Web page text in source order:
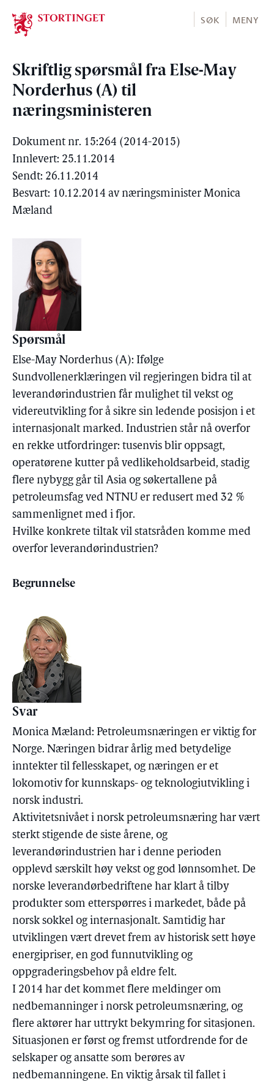
Stortinget.no
SØK MENY
Skriftlig spørsmål fra Else-May
Norderhus (A) til
næringsministeren
Dokument nr. 15:264 (2014-2015)
Innlevert: 25.11.2014
Sendt: 26.11.2014
Besvart: 10.12.2014 av næringsminister Monica
Mæland
Spørsmål
Else-May Norderhus (A): Ifølge
Sundvollenerklæringen vil regjeringen bidra til at
leverandørindustrien får mulighet til vekst og
videreutvikling for å sikre sin ledende posisjon i et
internasjonalt marked. Industrien står nå overfor
en rekke utfordringer: tusenvis blir oppsagt,
operatørene kutter på vedlikeholdsarbeid, stadig
flere nybygg går til Asia og søkertallene på
petroleumsfag ved NTNU er redusert med 32 %
sammenlignet med i fjor.
Hvilke konkrete tiltak vil statsråden komme med
overfor leverandørindustrien?
Begrunnelse
Svar
Monica Mæland: Petroleumsnæringen er viktig for
Norge. Næringen bidrar årlig med betydelige
inntekter til fellesskapet, og næringen er et
lokomotiv for kunnskaps- og teknologiutvikling i
norsk industri.
Aktivitetsnivået i norsk petroleumsnæring har vært
sterkt stigende de siste årene, og
leverandørindustrien har i denne perioden
opplevd særskilt høy vekst og god lønnsomhet. De
norske leverandørbedriftene har klart å tilby
produkter som etterspørres i markedet, både på
norsk sokkel og internasjonalt. Samtidig har
utviklingen vært drevet frem av historisk sett høye
energipriser, en god funnutvikling og
oppgraderingsbehov på eldre felt.
I 2014 har det kommet flere meldinger om
nedbemanninger i norsk petroleumsnæring, og
flere aktører har uttrykt bekymring for sitasjonen.
Situasjonen er først og fremst utfordrende for de
selskaper og ansatte som berøres av
nedbemanningene. En viktig årsak til fallet i